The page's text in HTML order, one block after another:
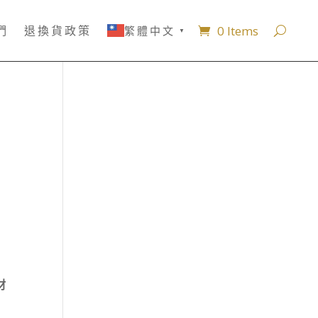
退換貨政策 繁體中文 ▼ 0 Items